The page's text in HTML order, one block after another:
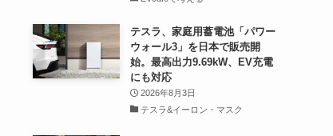
テスラ、家庭用蓄電池「パワー
ウォール3」を日本で販売開
始。最高出力9.69kW、EV充電
にも対応
2026年8月3日
テスラ&イーロン・マスク